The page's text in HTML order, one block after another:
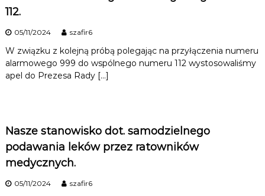
112.
05/11/2024 szafir6
W związku z kolejną próbą polegając na przyłączenia numeru
alarmowego 999 do wspólnego numeru 112 wystosowaliśmy
apel do Prezesa Rady […]
Nasze stanowisko dot. samodzielnego
podawania leków przez ratowników
medycznych.
05/11/2024 szafir6